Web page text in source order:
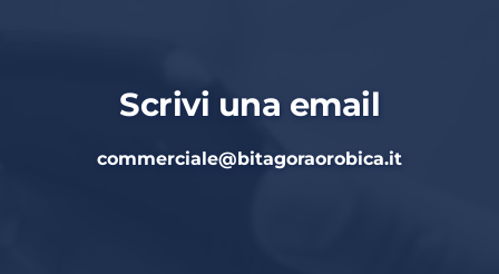
Scrivi una email
commerciale@bitagoraorobica.it